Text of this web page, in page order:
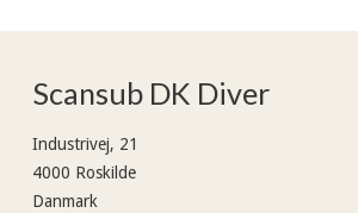
Scansub DK Diver
Industrivej, 21
4000 Roskilde
Danmark